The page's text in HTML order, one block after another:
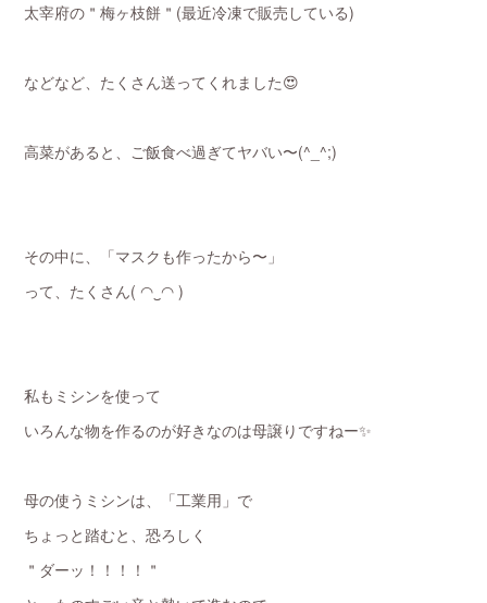
太宰府の＂梅ヶ枝餅＂(最近冷凍で販売している)
などなど、たくさん送ってくれました😍
高菜があると、ご飯食べ過ぎてヤバい〜(^_^;)
その中に、「マスクも作ったから〜」
って、たくさん( ◠‿◠ )
私もミシンを使って
いろんな物を作るのが好きなのは母譲りですねー✨
母の使うミシンは、「工業用」で
ちょっと踏むと、恐ろしく
＂ダーッ！！！！＂